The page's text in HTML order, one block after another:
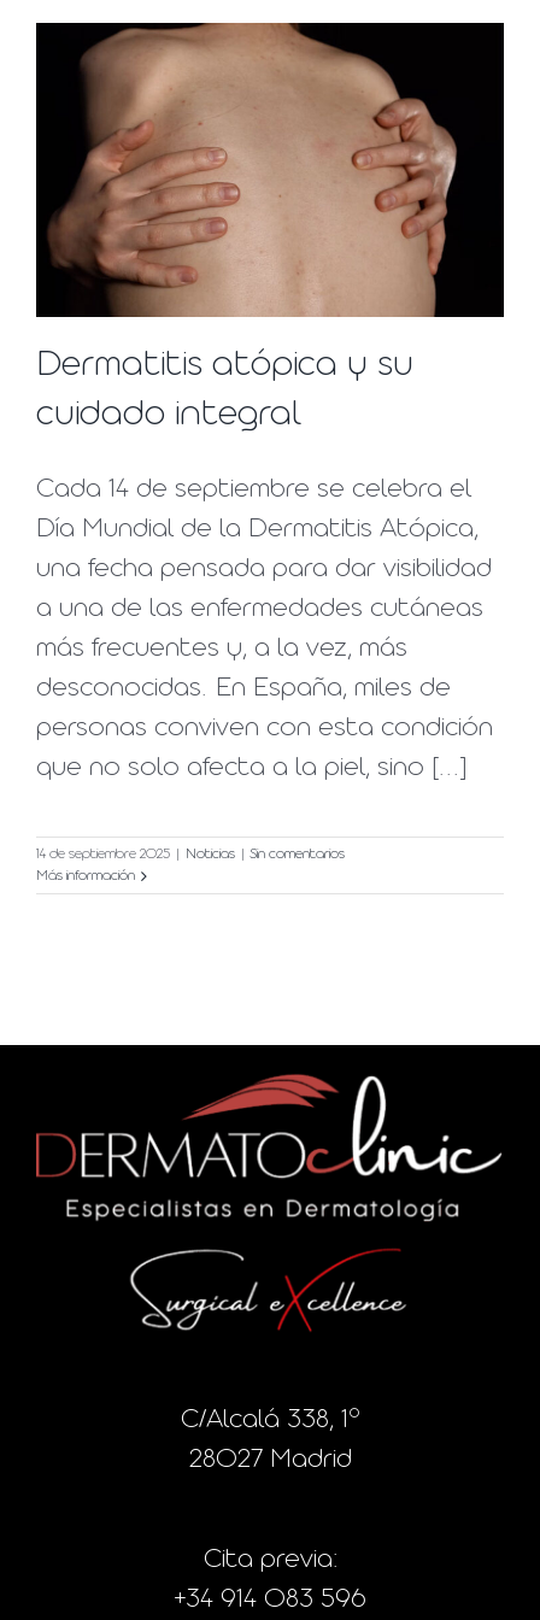
Dermatitis atópica y su
cuidado integral
Cada 14 de septiembre se celebra el
Día Mundial de la Dermatitis Atópica,
una fecha pensada para dar visibilidad
a una de las enfermedades cutáneas
más frecuentes y, a la vez, más
desconocidas. En España, miles de
personas conviven con esta condición
que no solo afecta a la piel, sino [...]
14 de septiembre 2025 Noticias
Sin comentarios
Más información
C/Alcalá 338, 1º
28027 Madrid
Cita previa:
+34 914 083 596